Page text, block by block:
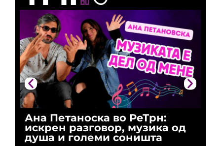
Ана Петаноска во РеТрн:
искрен разговор, музика од
душа и големи соништа